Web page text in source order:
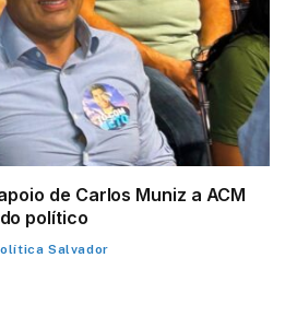
de Carlos Muniz a ACM
político
Salvador